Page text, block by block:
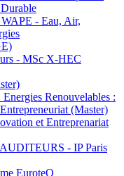
- Eau, Air,
- MSc X-HEC
Renouvelables :
(Master)
et Entreprenariat
- IP Paris
EuroteQ